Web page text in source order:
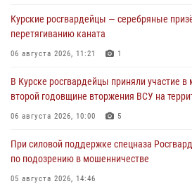
Курские росгвардейцы — серебряные
перетягиванию каната
06 августа 2026, 11:21 1
В Курске росгвардейцы приняли участие
второй годовщине вторжения ВСУ на
06 августа 2026, 10:00 5
При силовой поддержке спецназа
по подозрению в мошенничестве
05 августа 2026, 14:46